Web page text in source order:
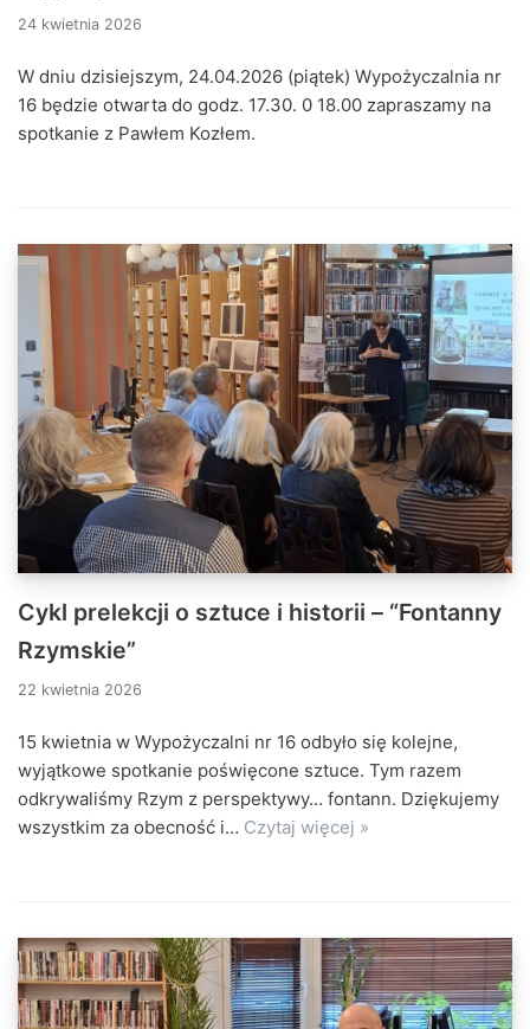
24 kwietnia 2026
W dniu dzisiejszym, 24.04.2026 (piątek) Wypożyczalnia nr
16 będzie otwarta do godz. 17.30. 0 18.00 zapraszamy na
spotkanie z Pawłem Kozłem.
Cykl prelekcji o sztuce i historii – “Fontanny
Rzymskie”
22 kwietnia 2026
15 kwietnia w Wypożyczalni nr 16 odbyło się kolejne,
wyjątkowe spotkanie poświęcone sztuce. Tym razem
odkrywaliśmy Rzym z perspektywy… fontann. Dziękujemy
wszystkim za obecność i… Czytaj więcej »